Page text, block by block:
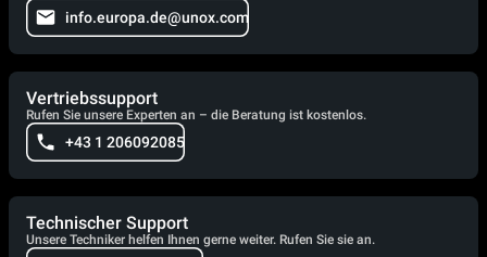
info.europa.de@unox.com
Vertriebssupport
Rufen Sie unsere Experten an – die Beratung ist kostenlos.
+43 1 206092085
Technischer Support
Unsere Techniker helfen Ihnen gerne weiter. Rufen Sie sie an.